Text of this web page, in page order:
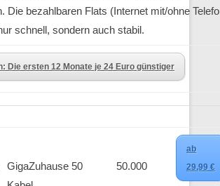
Die bezahlbaren Flats (Internet mit/ohne
schnell, sondern auch stabil.
Die ersten 12 Monate je 24 Euro günstiger
GigaZuhause 50
50.000
ab
29,99 €